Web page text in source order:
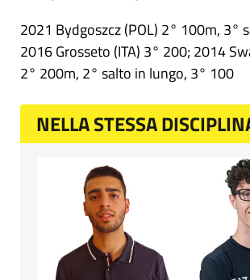
2021 Bydgoszcz (POL) 2° 100m, 3°
2016 Grosseto (ITA) 3° 200; 2014
2° 200m, 2° salto in lungo, 3° 100
NELLA STESSA